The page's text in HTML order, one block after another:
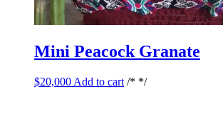
Mini Peacock Granate
$20,000 Add to cart /* */